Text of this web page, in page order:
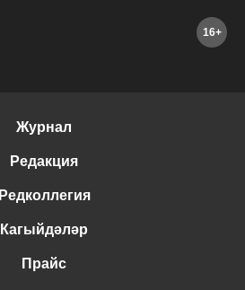
16+
Журнал
Редакция
Редколлегия
Кагыйдәләр
Прайс